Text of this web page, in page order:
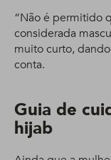
“Não é permitido
considerada
muito curto,
conta.
Guia de
hijab